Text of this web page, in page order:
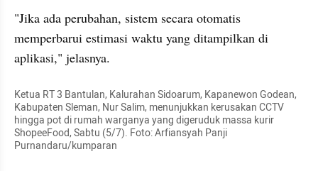
"Jika ada perubahan, sistem secara otomatis
memperbarui estimasi waktu yang ditampilkan di
aplikasi," jelasnya.
Ketua RT 3 Bantulan, Kalurahan Sidoarum, Kapanewon Godean,
Kabupaten Sleman, Nur Salim, menunjukkan kerusakan CCTV
hingga pot di rumah warganya yang digeruduk massa kurir
ShopeeFood, Sabtu (5/7). Foto: Arfiansyah Panji
Purnandaru/kumparan